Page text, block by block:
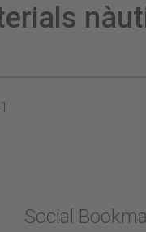
Social